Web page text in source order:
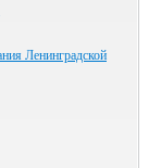
Ленинградской